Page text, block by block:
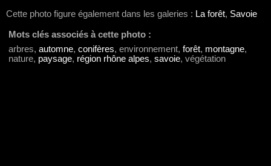
Cette photo figure également dans les galeries : La forêt, Savoie
Mots clés associés à cette photo :
arbres, automne, conifères, environnement, forêt, montagne,
nature, paysage, région rhône alpes, savoie, végétation